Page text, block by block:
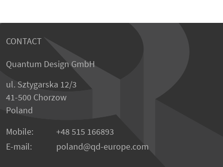
CONTACT
Quantum Design GmbH
ul. Sztygarska 12/3
41-500 Chorzow
Poland
Mobile:
+48 515 166893
E-mail:
poland qd-europe.com